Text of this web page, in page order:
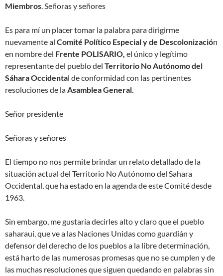
Miembros. Señoras y señores
Es para mí un placer tomar la palabra para dirigirme
nuevamente al Comité Político Especial y de Descolonización
en nombre del Frente POLISARIO, el único y legítimo
representante del pueblo del Territorio No Autónomo del
Sáhara Occidental de conformidad con las pertinentes
resoluciones de laAsamblea General.
Señor presidente
Señoras y señores
El tiempo no nos permite brindar un relato detallado de la
situación actual del Territorio No Autónomo del Sahara
Occidental, que ha estado en la agenda de este Comité desde
1963.
Sin embargo, me gustaría decirles alto y claro que el pueblo
saharaui, que ve a las Naciones Unidas como guardián y
defensor del derecho de los pueblos a la libre determinación,
está harto de las numerosas promesas que no se cumplen y de
las muchas resoluciones que siguen quedando en palabras sin